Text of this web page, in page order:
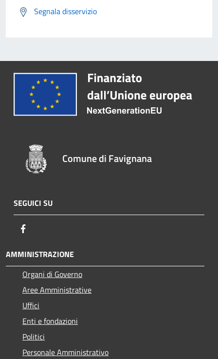
Segnala disservizio
Comune di Favignana
SEGUICI SU
AMMINISTRAZIONE
Organi di Governo
Aree Amministrative
Uffici
Enti e fondazioni
Politici
Personale Amministrativo